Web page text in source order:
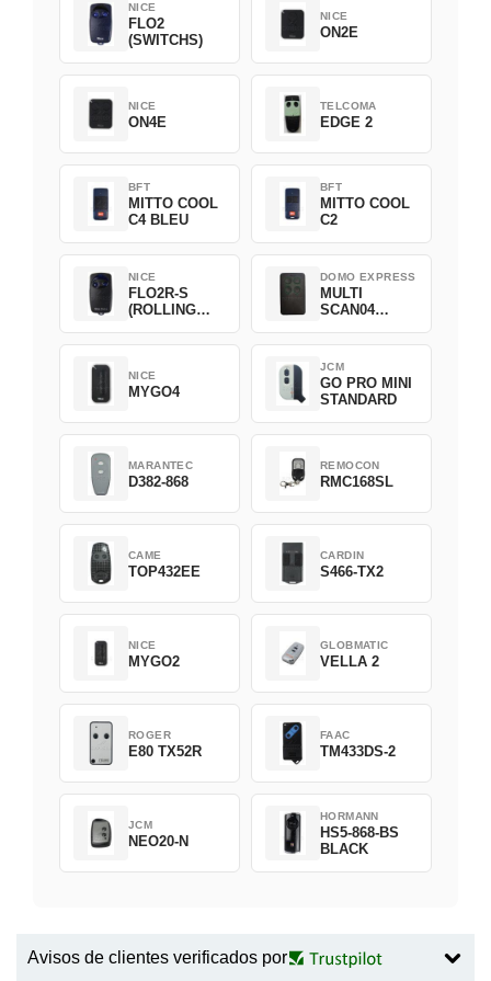
NICE
FLO2
(SWITCHS)
NICE
ON2E
NICE
ON4E
TELCOMA
EDGE 2
BFT
MITTO COOL
C4 BLEU
BFT
MITTO COOL
C2
NICE
FLO2R-S
(ROLLING
DOMO EXPRESS
MULTI
SCAN04
NICE
MYGO4
JCM
GO PRO MINI
STANDARD
MARANTEC
D382-868
REMOCON
RMC168SL
CAME
TOP432EE
CARDIN
S466-TX2
NICE
MYGO2
GLOBMATIC
VELLA 2
ROGER
E80 TX52R
FAAC
TM433DS-2
JCM
NEO20-N
HORMANN
HS5-868-BS
BLACK
Avisos de clientes verificados por